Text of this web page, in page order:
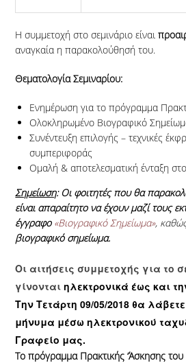
Η συμμετοχή στο σεμινάριο είναι
αναγκαία η παρακολούθησή του.
Θεματολογία Σεμιναρίου:
Ενημέρωση για το πρόγραμμα
Ολοκληρωμένο Βιογραφικό
Συνέντευξη επιλογής – τεχνικές
συμπεριφοράς
Ομαλή & αποτελεσματική ένταξη
Σημείωση: Οι φοιτητές που θα
είναι απαραίτητο να έχουν μαζί τους
έγγραφο «Βιογραφικό Σημείωμα»,
βιογραφικό σημείωμα.
Οι αιτήσεις συμμετοχής για το
γίνονταιηλεκτρονικά έως και
Την Τετάρτη 09/05/2018 θα
μήνυμα μέσω ηλεκτρονικού
Γραφείο μας.
Το πρόγραμμα Πρακτικής ‘Άσκησης του